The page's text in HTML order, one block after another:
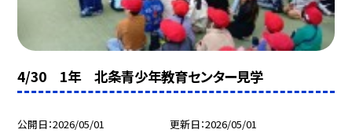
4/30 1年 北条青少年教育センター見学
公開日 2026/05/01 更新日 2026/05/01